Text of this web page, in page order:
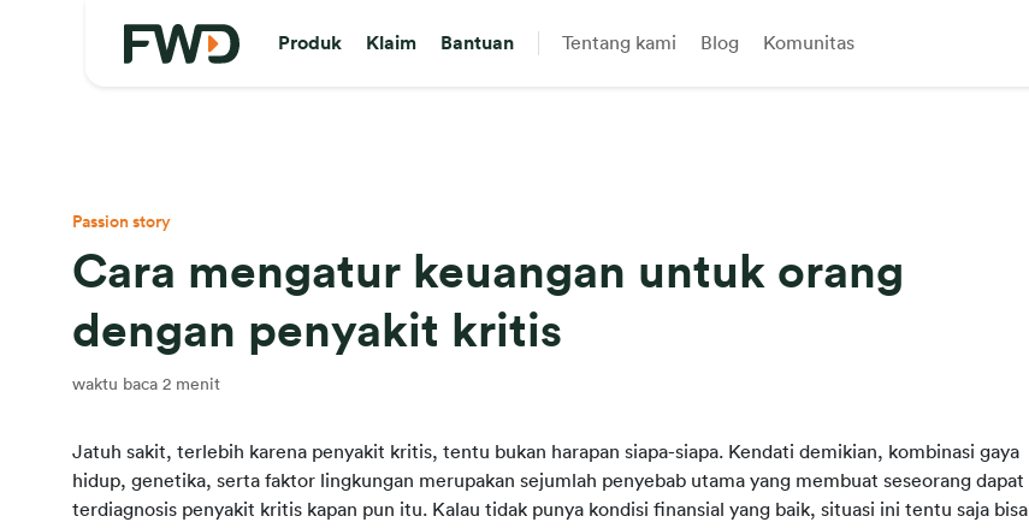
Produk Klaim Bantuan Tentang kami Blog Komunitas
Passion story
Cara mengatur keuangan untuk orang
dengan penyakit kritis
waktu baca 2 menit
Jatuh sakit, terlebih karena penyakit kritis, tentu bukan harapan siapa-siapa. Kendati demikian, kombinasi gaya
hidup, genetika, serta faktor lingkungan merupakan sejumlah penyebab utama yang membuat seseorang dapat
terdiagnosis penyakit kritis kapan pun itu. Kalau tidak punya kondisi finansial yang baik, situasi ini tentu saja bisa